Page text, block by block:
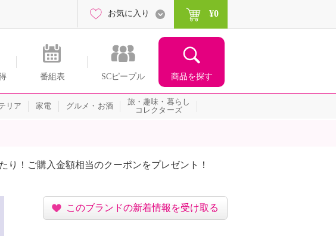
番組表 SCピープル 商品を探す
お気に入り ¥0
リア 家電 グルメ・お酒
旅・趣味・暮らし
コレクターズ
り！ご購入金額相当のクーポンをプレゼント！
このブランドの新着情報を受け取る